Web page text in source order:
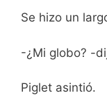
Se hizo un
-¿Mi globo? -
Piglet asintió.